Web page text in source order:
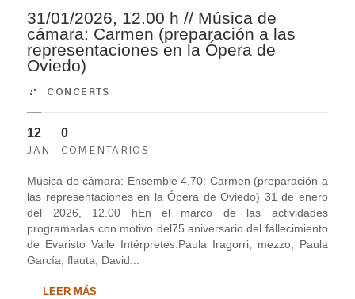
31/01/2026, 12.00 h // Música de
cámara: Carmen (preparación a las
representaciones en la Ópera de
Oviedo)
CONCERTS
12
JAN
0
COMENTARIOS
Música de cámara: Ensemble 4.70: Carmen (preparación a
las representaciones en la Ópera de Oviedo) 31 de enero
del 2026, 12.00 hEn el marco de las actividades
programadas con motivo del75 aniversario del fallecimiento
de Evaristo Valle Intérpretes:Paula Iragorri, mezzo; Paula
García, flauta; David...
LEER MÁS